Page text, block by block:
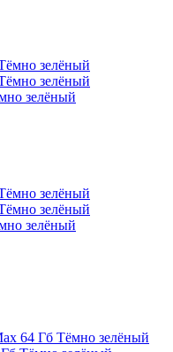
зелёный
зелёный